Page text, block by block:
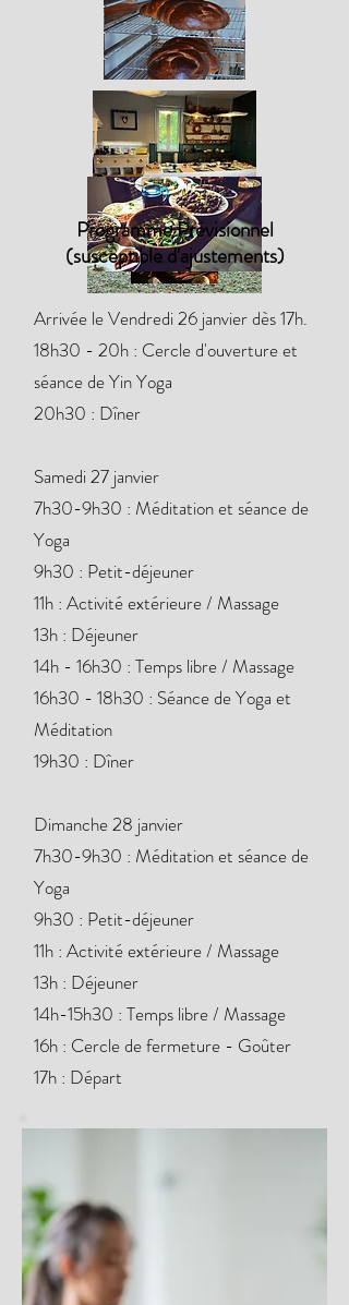
Programme Prévisionnel
(susceptible d'ajustements)
Arrivée le Vendredi 26 janvier dès 17h.
18h30 - 20h : Cercle d'ouverture et
séance de Yin Yoga
20h30 : Dîner
Samedi 27 janvier
7h30-9h30 : Méditation et séance de
Yoga
9h30 : Petit-déjeuner
11h : Activité extérieure / Massage
13h : Déjeuner
14h - 16h30 : Temps libre / Massage
16h30 - 18h30 : Séance de Yoga et
Méditation
19h30 : Dîner
Dimanche 28 janvier
7h30-9h30 : Méditation et séance de
Yoga
9h30 : Petit-déjeuner
11h : Activité extérieure / Massage
13h : Déjeuner
14h-15h30 : Temps libre / Massage
16h : Cercle de fermeture - Goûter
17h : Départ